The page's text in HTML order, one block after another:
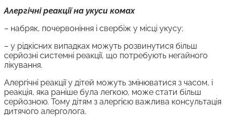
Алергічні реакції на укуси комах
– набряк, почервоніння і свербіж у місці укусу;
– у рідкісних випадках можуть розвинутися більш
серйозні системні реакції, що потребують негайного
лікування.
Алергічні реакції у дітей можуть змінюватися з часом, і
реакція, яка раніше була легкою, може стати більш
серйозною. Тому дітям з алергією важлива консультація
дитячого алерголога.